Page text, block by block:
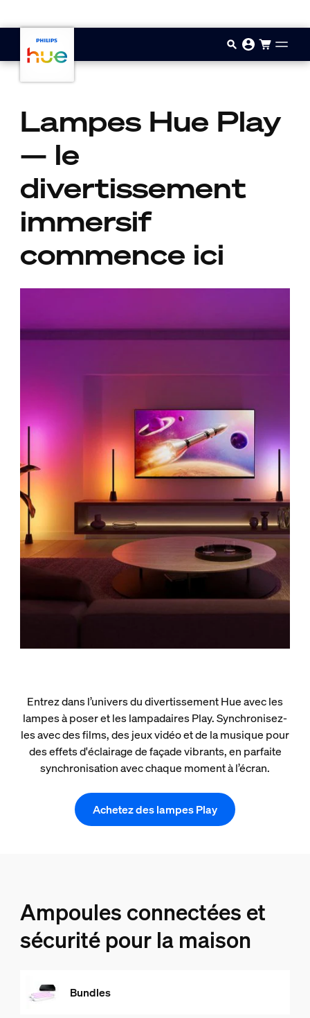
Lampes Hue Play
— le
divertissement
immersif
commence ici
Entrez dans l’univers du divertissement Hue avec les
lampes à poser et les lampadaires Play. Synchronisez-
les avec des films, des jeux vidéo et de la musique pour
des effets d'éclairage de façade vibrants, en parfaite
synchronisation avec chaque moment à l’écran.
Achetez des lampes Play
Ampoules connectées et
sécurité pour la maison
Bundles